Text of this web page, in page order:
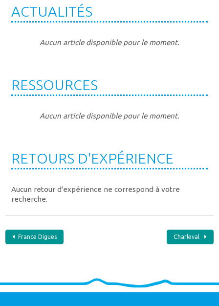
ACTUALITÉS
Aucun article disponible pour le moment.
RESSOURCES
Aucun article disponible pour le moment.
RETOURS D'EXPÉRIENCE
Aucun retour d'expérience ne correspond à votre
recherche.
Navigation
Charleval
France Digues